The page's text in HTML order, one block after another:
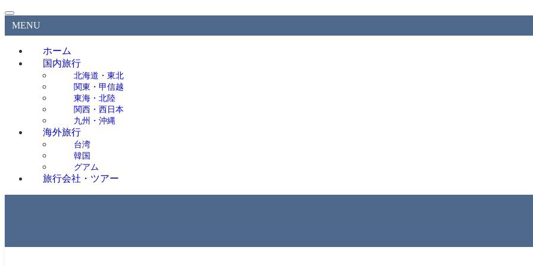
MENU
ホーム
国内旅行
北海道・東北
関東・甲信越
東海・北陸
関西・西日本
九州・沖縄
海外旅行
台湾
韓国
グアム
旅行会社・ツアー